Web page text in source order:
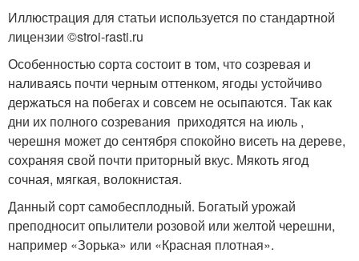
Иллюстрация для статьи используется по стандартной
лицензии ©stroi-rasti.ru
Особенностью сорта состоит в том, что созревая и
наливаясь почти черным оттенком, ягоды устойчиво
держаться на побегах и совсем не осыпаются. Так как
дни их полного созревания приходятся на июль ,
черешня может до сентября спокойно висеть на дереве,
сохраняя свой почти приторный вкус. Мякоть ягод
сочная, мягкая, волокнистая.
Данный сорт самобесплодный. Богатый урожай
преподносит опылители розовой или желтой черешни,
например «Зорька» или «Красная плотная».